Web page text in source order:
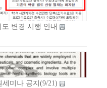
변경 시행 안내
세미나 공지(9/21)